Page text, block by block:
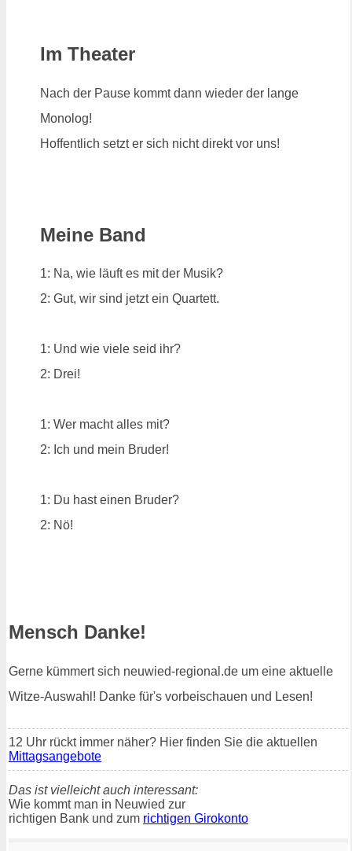
Im Theater
Nach der Pause kommt dann wieder der lange
Monolog!
Hoffentlich setzt er sich nicht direkt vor uns!
Meine Band
1: Na, wie läuft es mit der Musik?
2: Gut, wir sind jetzt ein Quartett.
1: Und wie viele seid ihr?
2: Drei!
1: Wer macht alles mit?
2: Ich und mein Bruder!
1: Du hast einen Bruder?
2: Nö!
Mensch Danke!
Gerne kümmert sich neuwied-regional.de um eine aktuelle
Witze-Auswahl! Danke für's vorbeischauen und Lesen!
12 Uhr rückt immer näher? Hier finden Sie die aktuellen
Mittagsangebote
Das ist vielleicht auch interessant:
Wie kommt man in Neuwied zur
richtigen Bank und zum richtigen Girokonto